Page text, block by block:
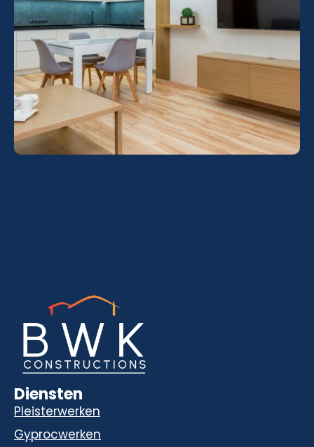
Diensten
Pleisterwerken
Gyprocwerken